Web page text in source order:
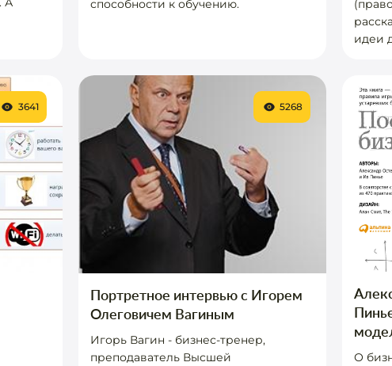
способности к обучению.
идеи
3641
Портретное интервью с Игорем
Олеговичем Вагиным
Игорь Вагин - бизнес-тренер,
преподаватель Высшей
5268
О